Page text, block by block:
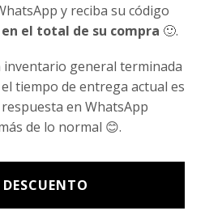
5 estrellas
y reciba su código
en el total de su compra 🙂.
inventario general terminada
tiempo de entrega actual es
respuesta en WhatsApp
de lo normal 😊.
DESCUENTO